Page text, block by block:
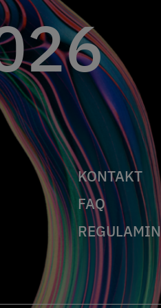
KONTAKT
FAQ
REGULAMIN